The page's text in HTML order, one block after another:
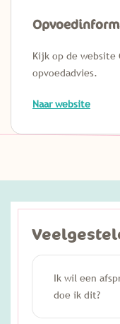
Kijk op de website
opvoedadvies.
Naar website
Ik wil een
doe ik dit?